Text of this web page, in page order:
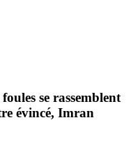
se rassemblent
évincé, Imran